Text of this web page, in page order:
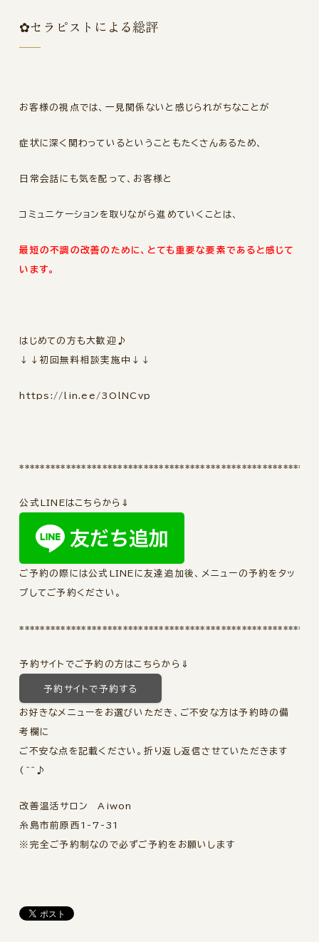
✿セラピストによる総評
お客様の視点では、 一見関係ないと感じられがちなことが
症状に深く関わっているということもたくさんあるため、
日常会話にも気を配って、お客様と
コミュニケーションを取りながら進めていくことは、
最短の不調の改善のために、とても重要な要素であると感じて
います。
はじめての方も大歓迎♪
↓↓初回無料相談実施中↓↓
https://lin.ee/3OlNCvp
公式LINEはこちらから⇓
ご予約の際には公式LINEに友達追加後、メニューの予約をタッ
プしてご予約ください。
**********************************************************
予約サイトでご予約の方はこちらから⇓
予約サイトで予約する
お好きなメニューをお選びいただき、ご不安な方は予約時の備
考欄に
ご不安な点を記載ください。折り返し返信させていただきます
(^^♪
改善温活サロン Aiwon
糸島市前原西1-7-31
※完全ご予約制なので必ずご予約をお願いします